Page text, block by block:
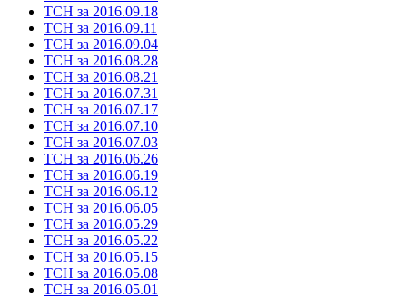
ТСН за 2016.09.18
ТСН за 2016.09.11
ТСН за 2016.09.04
ТСН за 2016.08.28
ТСН за 2016.08.21
ТСН за 2016.07.31
ТСН за 2016.07.17
ТСН за 2016.07.10
ТСН за 2016.07.03
ТСН за 2016.06.26
ТСН за 2016.06.19
ТСН за 2016.06.12
ТСН за 2016.06.05
ТСН за 2016.05.29
ТСН за 2016.05.22
ТСН за 2016.05.15
ТСН за 2016.05.08
ТСН за 2016.05.01